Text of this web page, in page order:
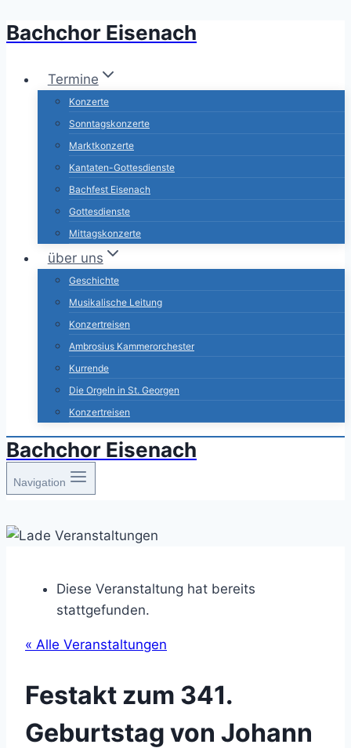
Zum
springen
Bachchor Eisenach
Termine
Konzerte
Sonntagskonzerte
Marktkonzerte
Kantaten-Gottesdienste
Bachfest Eisenach
Gottesdienste
Mittagskonzerte
über uns
Geschichte
Musikalische Leitung
Konzertreisen
Ambrosius Kammerorchester
Kurrende
Die Orgeln in St. Georgen
Konzertreisen
Bachchor Eisenach
Navigation
Diese Veranstaltung hat bereits
stattgefunden.
« Alle Veranstaltungen
Festakt zum 341.
Geburtstag von Johann